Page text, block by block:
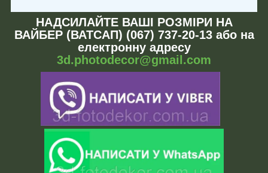
НАДСИЛАЙТЕ ВАШІ РОЗМІРИ НА
ВАЙБЕР (ВАТСАП) (067) 737-20-13 або на
електронну адресу
3d.photodecor@gmail.com